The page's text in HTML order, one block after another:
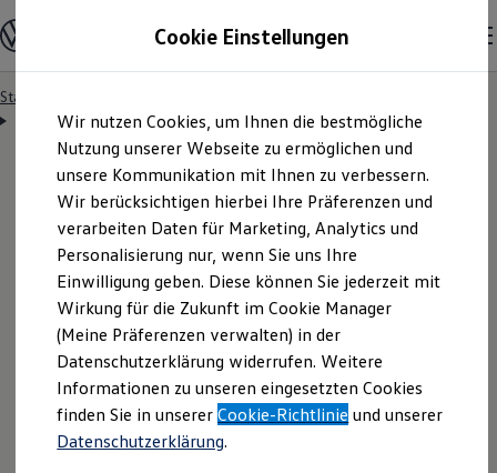
Hauptinhalt
springen
Footer
springen
Modelle & Konfigurator
Nutzfahrzeugkategorien entdecken
Modelle konfigurieren
Vorgängermodelle und Oldtimer
Vorgängermodelle
Oldtimer
Bulli Historie
Branchenlösungen & Gewerbekunden
Umbaulösungen und Hersteller finden
Auf- und Umbauten entdecken & konfigurieren
Groß- und Sonderkunden
Großkunden
Kommunen & Behörden
Journalisten
Sportvereine
Branchenlösungen
Bau & Handwerk
Gewerbliche Personenbeförderung
Service & mobile Werkstätten
Kurier, Logistik & Handel
Startseite
Servicetermin anfragen
Servicetermin bequem
online anfragen
Nutzen Sie unser Onlineformular, um schnell und
unkompliziert einen Servicetermin bei Ihrem
Volkswagen NutzfahrzeugePartner anzufragen.
Cookie Einstellungen
Wir nutzen Cookies, um Ihnen die bestmögliche
Nutzung unserer Webseite zu ermöglichen und
unsere Kommunikation mit Ihnen zu verbessern.
Wir berücksichtigen hierbei Ihre Präferenzen und
verarbeiten Daten für Marketing, Analytics und
Personalisierung nur, wenn Sie uns Ihre
Einwilligung geben. Diese können Sie jederzeit mit
Wirkung für die Zukunft im Cookie Manager
(Meine Präferenzen verwalten) in der
Datenschutzerklärung widerrufen. Weitere
Informationen zu unseren eingesetzten Cookies
finden Sie in unsererCookie-Richtlinie und unserer
Datenschutzerklärung.